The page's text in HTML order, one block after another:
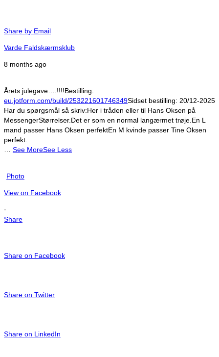
Share by Email
Varde Faldskærmsklub
8 months ago
Årets julegave….!!!!Bestilling:
eu.jotform.com/build/253221601746349Sidset bestilling: 20/12-2025
Har du spørgsmål så skriv:Her i tråden eller til Hans Oksen på
MessengerStørrelser. Det er som en normal langærmet trøje. En L
mand passer Hans Oksen perfektEn M kvinde passer Tine Oksen
perfekt.
See MoreSee Less
Photo
View on Facebook
·
Share
Share on Facebook
Share on Twitter
Share on LinkedIn